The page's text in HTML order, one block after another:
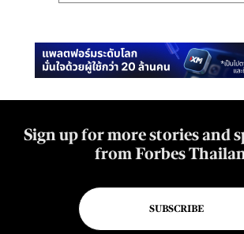
Sign up for more stories and
from Forbes
SUBSCRIBE